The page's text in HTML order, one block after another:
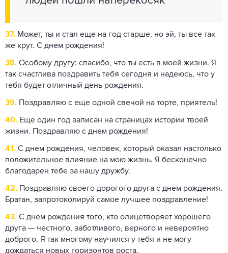
37. Может, ты и стал еще на год старше, но эй, ты все так
же крут. С днем ​​рождения!
38. Особому другу: спасибо, что ты есть в моей жизни. Я
так счастлива поздравить тебя сегодня и надеюсь, что у
тебя будет отличный день рождения.
39. Поздравляю с еще одной свечой на торте, приятель!
40. Еще один год записан на страницах истории твоей
жизни. Поздравляю с днем ​​рождения!
41. С днем ​​рождения, человек, который оказал настолько
положительное влияние на мою жизнь. Я бесконечно
благодарен тебе за нашу дружбу.
42. Поздравляю своего дорогого друга с днем ​​рождения.
Братан, запротоколируй самое лучшее поздравление!
43. С днем ​​рождения того, кто олицетворяет хорошего
друга — честного, заботливого, верного и невероятно
доброго. Я так многому научился у тебя и не могу
дождаться новых горизонтов роста.